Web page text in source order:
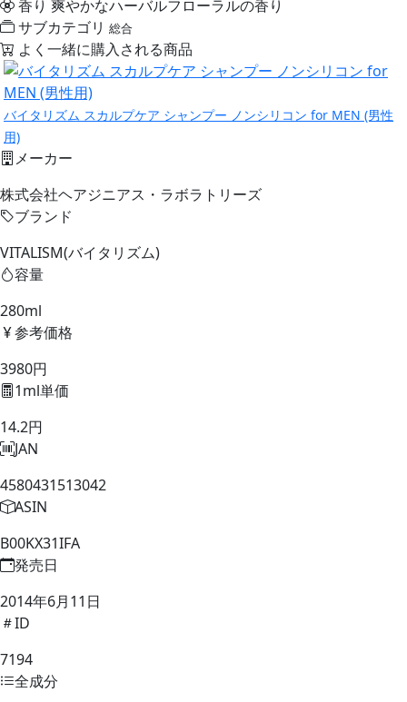
香り 爽やかなハーバルフローラルの香り
サブカテゴリ 総合
よく一緒に購入される商品
バイタリズム スカルプケア シャンプー ノンシリコン for MEN (男性
用)
メーカー
株式会社ヘアジニアス・ラボラトリーズ
ブランド
VITALISM(バイタリズム)
容量
280ml
参考価格
3980円
1ml単価
14.2円
JAN
4580431513042
ASIN
B00KX31IFA
発売日
2014年6月11日
ID
7194
全成分